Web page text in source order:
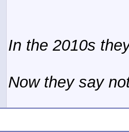
In the 2010s
Now they say